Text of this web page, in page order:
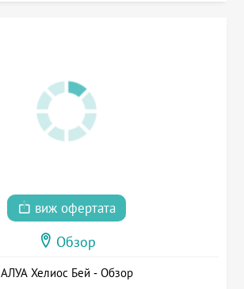
виж офертата
Обзор
АЛУА Хелиос Бей - Обзор